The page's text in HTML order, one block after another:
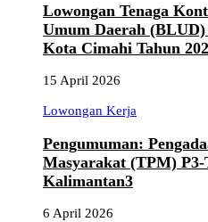
Lowongan Tenaga
Umum Daerah (BLUD)
Kota Cimahi Tahun
15 April 2026
Lowongan Kerja
Pengumuman:
Masyarakat (TPM)
Kalimantan3
6 April 2026